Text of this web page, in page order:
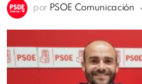
por PSOE Comunicación